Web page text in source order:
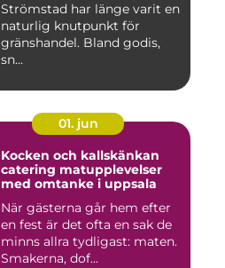
Strömstad har länge varit en
naturlig knutpunkt för
gränshandel. Bland godis,
sn...
01. jun
Kocken och kallskänkan
catering matupplevelser
med omtanke i uppsala
När gästerna går hem efter
en fest är det ofta en sak de
minns allra tydligast: maten.
Smakerna, dof...